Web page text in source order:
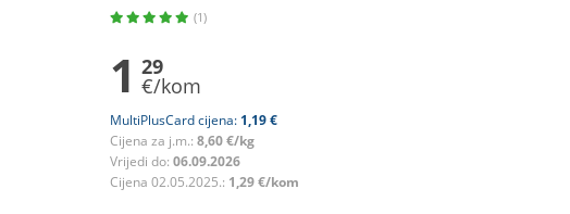
(1)
1 29
€/kom
MultiPlusCard cijena: 1,19 €
Cijena za j.m.: 8,60 €/kg
Vrijedi do: 06.09.2026
Cijena 02.05.2025.: 1,29 €/kom